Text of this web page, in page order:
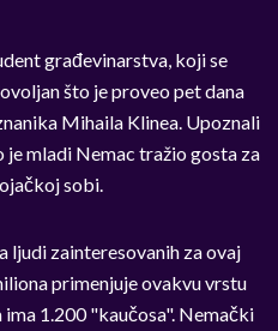
građevinarstva, koji se
što je proveo pet dana
Mihaila Klinea. Upoznali
mladi Nemac tražio gosta za
sobi.
ljudi zainteresovanih za ovaj
primenjuje ovakvu vrstu
1.200 "kaučosa". Nemački